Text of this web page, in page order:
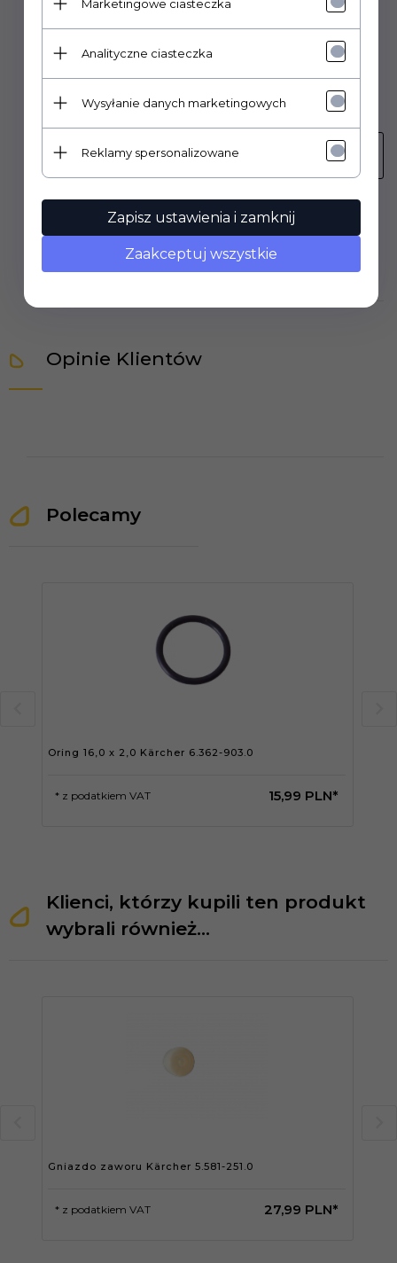
Numer katalogowy:
6.362-712.0
Pasuje do modeli:
Wyszukaj model...
✔ Oryginał Kärcher ✔ Szybka dostawa ✔ Fachowe
doradztwo ✔ Gwarancja jakości
Opinie Klientów
Polecamy
Oring 16,0 x 2,0 Kärcher 6.362-903.0
15,99 PLN*
* z podatkiem VAT
Klienci, którzy kupili ten produkt
wybrali również...
Gniazdo zaworu Kärcher 5.581-251.0
27,99 PLN*
* z podatkiem VAT
Marketingowe ciasteczka
Analityczne ciasteczka
Wysyłanie danych marketingowych
Reklamy spersonalizowane
Zapisz ustawienia i zamknij
Zaakceptuj wszystkie